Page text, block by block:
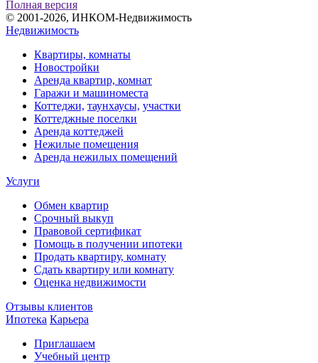
Полная версия
© 2001-2026, ИНКОМ-Недвижимость
Недвижимость
Квартиры, комнаты
Новостройки
Аренда квартир, комнат
Гаражи и машиноместа
Коттеджи, таунхаусы, участки
Коттеджные поселки
Аренда коттеджей
Нежилые помещения
Аренда нежилых помещений
Услуги
Обмен квартир
Срочный выкуп
Правовой сертификат
Помощь в получении ипотеки
Продать квартиру, комнату
Сдать квартиру или комнату
Оценка недвижимости
Отзывы клиентов
Ипотека Карьера
Приглашаем
Учебный центр